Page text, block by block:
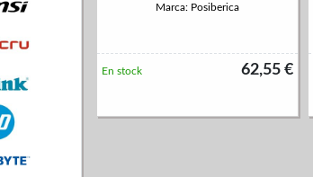
Marca: Posiberica
62,55 €
En stock